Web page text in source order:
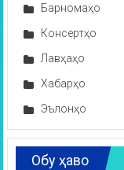
Барномаҳо
Консертҳо
Лавҳаҳо
Хабарҳо
Эълонҳо
Обу ҳаво